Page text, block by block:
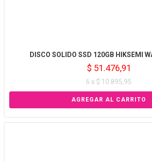
DISCO SOLIDO SSD 120GB HIKSEMI
$ 51.476,91
6 x $ 10.895,95